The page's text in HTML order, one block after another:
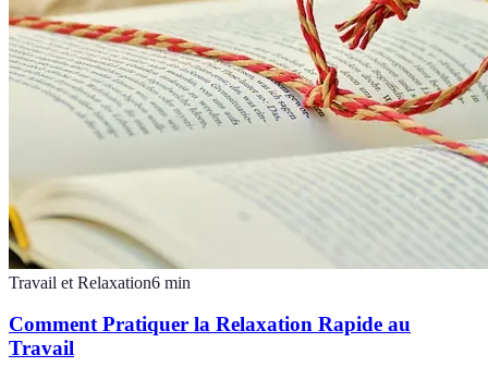
Travail et Relaxation6 min
Comment Pratiquer la Relaxation Rapide au
Travail